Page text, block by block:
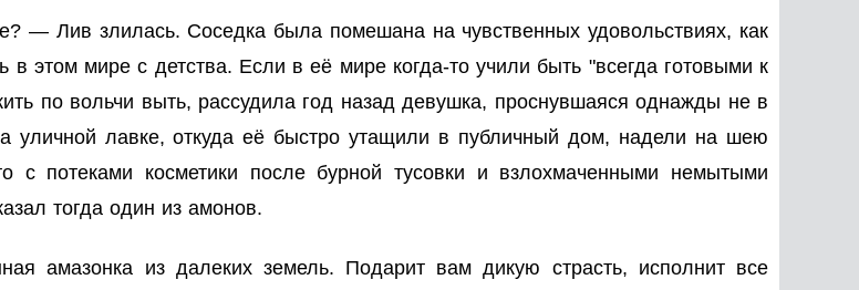
— Лив злилась. Соседка была помешана на чувственных удовольствиях, как
этом мире с детства. Если в её мире когда-то учили быть "всегда готовыми к
по вольчи выть, рассудила год назад девушка, проснувшаяся однажды не в
уличной лавке, откуда её быстро утащили в публичный дом, надели на шею
с потеками косметики после бурной тусовки и взлохмаченными немытыми
тогда один из амонов.
амазонка из далеких земель. Подарит вам дикую страсть, исполнит все